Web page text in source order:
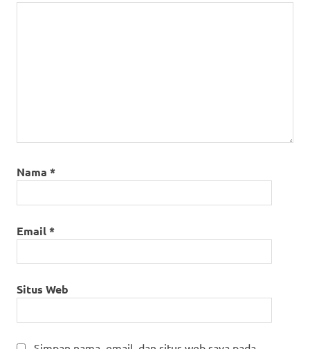
Nama *
Email*
Situs Web